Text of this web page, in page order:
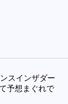
スインザダー
予想まぐれで